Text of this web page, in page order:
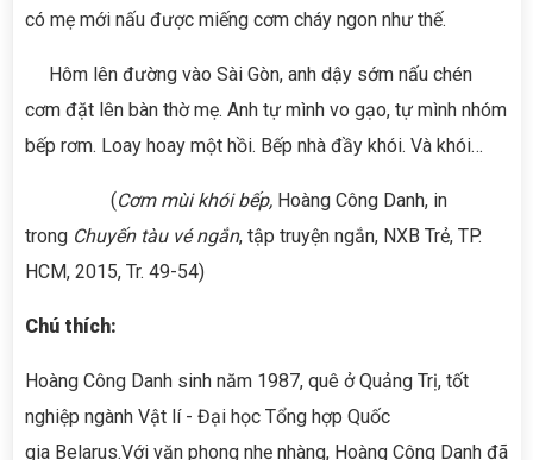
có mẹ mới nấu được miếng cơm cháy ngon như thế.
Hôm lên đường vào Sài Gòn, anh dậy sớm nấu chén
cơm đặt lên bàn thờ mẹ. Anh tự mình vo gạo, tự mình nhóm
bếp rơm. Loay hoay một hồi. Bếp nhà đầy khói. Và khói…
(Cơm mùi khói bếp, Hoàng Công Danh, in
trong Chuyến tàu vé ngắn, tập truyện ngắn, NXB Trẻ, TP.
HCM, 2015, Tr. 49-54)
Chú thích:
Hoàng Công Danh sinh năm 1987, quê ở Quảng Trị, tốt
nghiệp ngành Vật lí - Đại học Tổng hợp Quốc
gia Belarus.Với văn phong nhẹ nhàng, Hoàng Công Danh đã